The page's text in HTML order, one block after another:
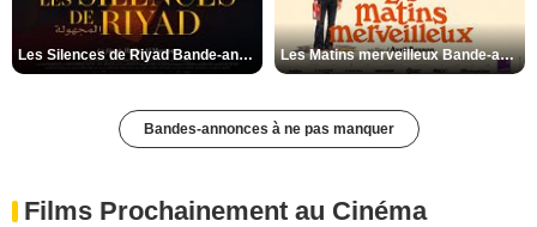
Les Silences de Riyad Bande-annonce VO STFR Les Matins merveilleux Bande-annonce VF
Bandes-annonces à ne pas manquer
Films Prochainement au Cinéma